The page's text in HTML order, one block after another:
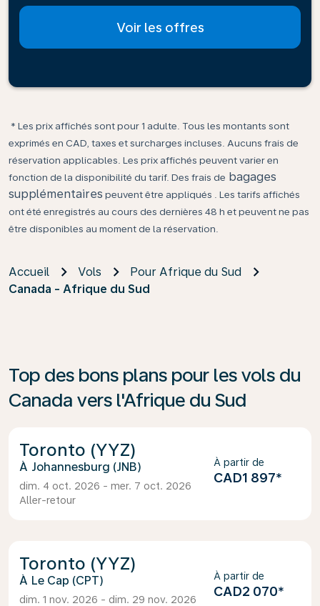
Voir les offres
* Les prix affichés sont pour 1 adulte. Tous les montants sont
exprimés en CAD, taxes et surcharges incluses. Aucuns frais de
réservation applicables. Les prix affichés peuvent varier en
fonction de la disponibilité du tarif. Des frais de bagages
supplémentaires peuvent être appliqués . Les tarifs affichés
ont été enregistrés au cours des dernières 48 h et peuvent ne pas
être disponibles au moment de la réservation.
Accueil Vols
Pour Afrique du Sud
Canada - Afrique du Sud
Top des bons plans pour les vols du
Canada vers l'Afrique du Sud
Toronto (YYZ)
Johannesburg (JNB)
dim. 4 oct. 2026 - mer. 7 oct. 2026
Aller-retour
À partir de
CAD1 897*
Toronto (YYZ)
Le Cap (CPT)
dim. 1 nov. 2026 - dim. 29 nov. 2026
À partir de
CAD2 070*